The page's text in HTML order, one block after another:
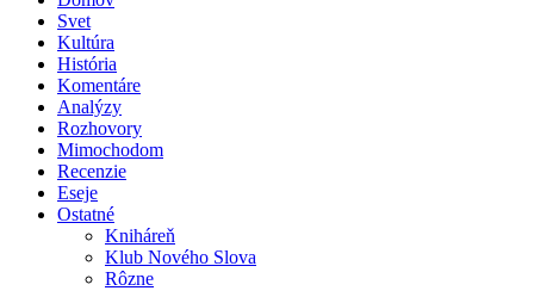
Svet
Kultúra
História
Komentáre
Analýzy
Rozhovory
Mimochodom
Recenzie
Eseje
Ostatné
Kniháreň
Klub Nového Slova
Rôzne